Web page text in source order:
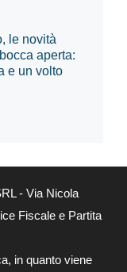
le novità
aperta:
e un volto
- Via Nicola
Fiscale e Partita
in quanto viene